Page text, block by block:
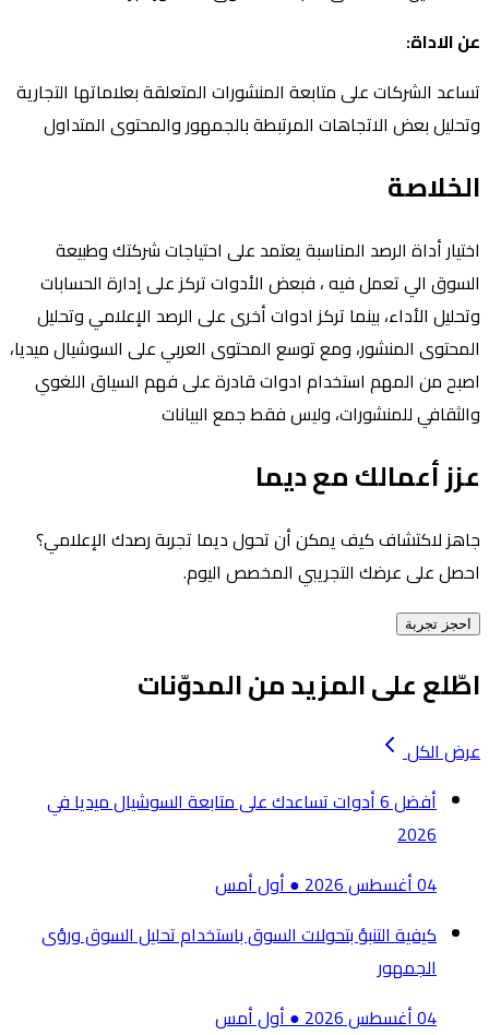
عن الاداة:
تساعد الشركات على متابعة المنشورات المتعلقة بعلاماتها التجارية
وتحليل بعض الاتجاهات المرتبطة بالجمهور والمحتوى المتداول
الخلاصة
اختيار أداة الرصد المناسبة يعتمد على احتياجات شركتك وطبيعة
السوق الي تعمل فيه ، فبعض الأدوات تركز على إدارة الحسابات
وتحليل الأداء، بينما تركز ادوات أخرى على الرصد الإعلامي وتحليل
المحتوى المنشور، ومع توسع المحتوى العربي على السوشيال ميديا،
اصبح من المهم استخدام ادوات قادرة على فهم السياق اللغوي
والثقافي للمنشورات، وليس فقط جمع البيانات
عزز أعمالك مع ديما
جاهز لاكتشاف كيف يمكن أن تحول ديما تجربة رصدك الإعلامي؟
احصل على عرضك التجريبي المخصص اليوم.
احجز تجربة
اطّلع على المزيد من المدوّنات
عرض الكل
أفضل 6 أدوات تساعدك على متابعة السوشيال ميديا في
2026
04 أغسطس 2026
●أول أمس
كيفية التنبؤ بتحولات السوق باستخدام تحليل السوق ورؤى
الجمهور
04 أغسطس 2026
●أول أمس